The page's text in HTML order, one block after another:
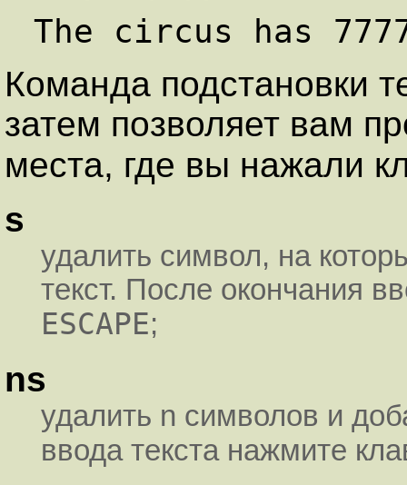
Команда подстановки
затем позволяет вам
места, где вы нажали
s
удалить символ, на
текст. После окончания
ESCAPE;
ns
удалить n символов и
ввода текста нажмите